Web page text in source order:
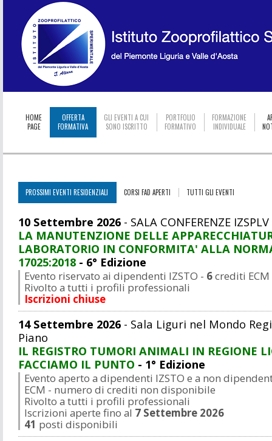
HOME
PAGE
OFFERTA
FORMATIVA
GLI EVENTI A CUI
SONO ISCRITTO
PORTFOLIO
FORMATIVO
FORMAZIONE
INDIVIDUALE
PROSSIMI EVENTI RESIDENZIALI CORSI FAD APERTI TUTTI GLI EVENTI
10 Settembre 2026 - SALA CONFERENZE
LA MANUTENZIONE DELLE
LABORATORIO IN CONFORMITA' ALLA
17025:2018 - 6° Edizione
Evento riservato ai dipendenti IZSTO - 6crediti ECM
Rivolto a tutti i profili professionali
Iscrizioni chiuse
14 Settembre 2026 - Sala Liguri nel Mondo
Piano
IL REGISTRO TUMORI ANIMALI IN REGIONE
FACCIAMO IL PUNTO - 1° Edizione
Evento aperto a dipendenti IZSTO e a non
ECM - numero di crediti non disponibile
Rivolto a tutti i profili professionali
Iscrizioni aperte fino al 7 Settembre 2026
41 posti disponibili